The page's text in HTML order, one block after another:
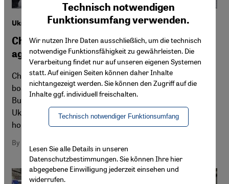
Ukraine conflict
Chechen and Tatar Muslims take up arms
against Russia
Chechen warlord and Putin ally Ramzan Kadyrov has
boasted of his soldiers' part in Russia's war in Ukraine.
But many Chechen and Tatar Muslims are defending
Ukraine and settling scores with the rulers of their
homelands. By Monir Ghaedi
By Monir Ghaedi
Technisch notwendigen
Funktionsumfang verwenden.
Wir nutzen Ihre Daten ausschließlich, um die technisch
notwendige Funktionsfähigkeit zu gewährleisten. Die
Verarbeitung findet nur auf unseren eigenen Systemen
statt. Auf einigen Seiten können daher Inhalte
nichtangezeigt werden. Sie können den Zugriff auf die
Inhalte ggf. individuell freischalten.
Technisch notwendiger Funktionsumfang
Google Maps Embed
Lesen Sie alle Details in unseren
Datenschutzbestimmungen. Sie können Ihre hier
abgegebene Einwilligung jederzeit einsehen und
widerrufen.